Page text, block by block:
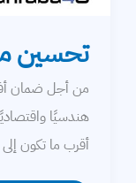
تحسين
من أجل ضمان
هندسيًا
أقرب ما تكون